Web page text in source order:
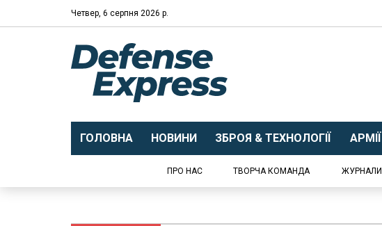
Четвер, 6 серпня 2026 р.
ГОЛОВНА НОВИНИ ЗБРОЯ & ТЕХНОЛОГІЇ
ПРО НАС ТВОРЧА КОМАНДА ЖУРНАЛИ